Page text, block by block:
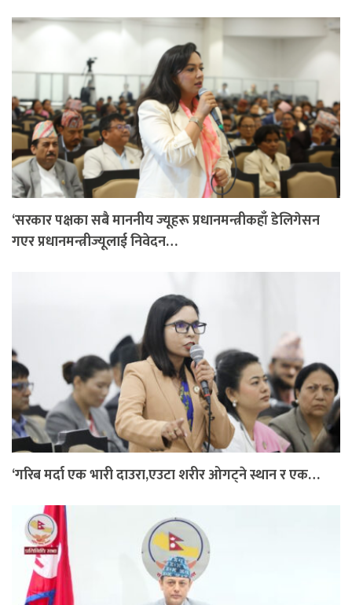
‘सरकार पक्षका सबै माननीय ज्यूहरू प्रधानमन्त्रीकहाँ डेलिगेसन
गएर प्रधानमन्त्रीज्यूलाई निवेदन…
‘गरिब मर्दा एक भारी दाउरा,एउटा शरीर ओगट्ने स्थान र एक…